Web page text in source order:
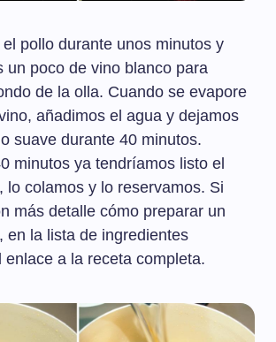
pollo durante unos minutos y
un poco de vino blanco para
de la olla. Cuando se evapore
añadimos el agua y dejamos
suave durante 40 minutos.
minutos ya tendríamos listo el
lo colamos y lo reservamos. Si
más detalle cómo preparar un
en la lista de ingredientes
enlace a la receta completa.